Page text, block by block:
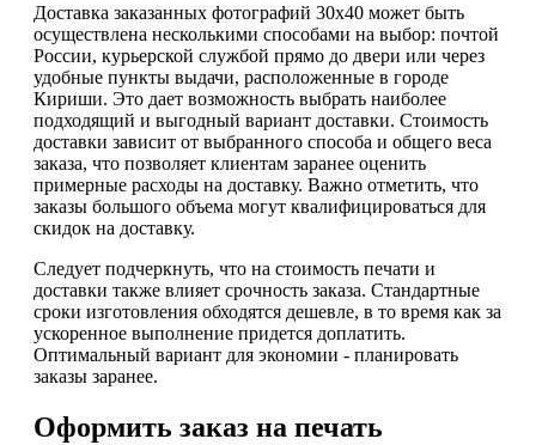
Доставка заказанных фотографий 30х40 может быть
осуществлена несколькими способами на выбор: почтой
России, курьерской службой прямо до двери или через
удобные пункты выдачи, расположенные в городе
Кириши. Это дает возможность выбрать наиболее
подходящий и выгодный вариант доставки. Стоимость
доставки зависит от выбранного способа и общего веса
заказа, что позволяет клиентам заранее оценить
примерные расходы на доставку. Важно отметить, что
заказы большого объема могут квалифицироваться для
скидок на доставку.
Следует подчеркнуть, что на стоимость печати и
доставки также влияет срочность заказа. Стандартные
сроки изготовления обходятся дешевле, в то время как за
ускоренное выполнение придется доплатить.
Оптимальный вариант для экономии - планировать
заказы заранее.
Оформить заказ на печать